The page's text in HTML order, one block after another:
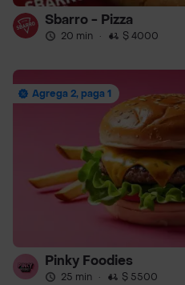
Sbarro - Pizza
20 min · $ 4000
Agrega 2, paga 1
Pinky Foodies
25 min · $ 5500